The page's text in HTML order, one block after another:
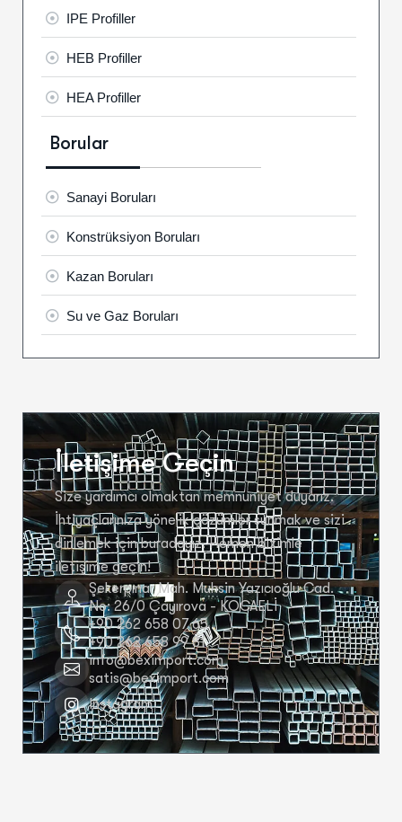
IPE Profiller
HEB Profiller
HEA Profiller
Borular
Sanayi Boruları
Konstrüksiyon Boruları
Kazan Boruları
Su ve Gaz Boruları
İletişime Geçin
Size yardımcı olmaktan memnuniyet duyarız.
İhtiyaçlarınıza yönelik çözümler sunmak ve sizi
dinlemek için buradayız. Hemen bizimle
iletişime geçin!
Şekerpınar Mah. Muhsin Yazıcıoğlu Cad.
No: 26/0 Çayırova - KOCAELİ
+90 262 658 07 65
+90 262 658 99 81
info@beximport.com
satis@beximport.com
Instagram